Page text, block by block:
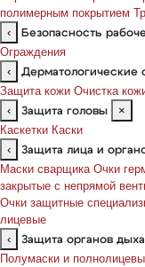
полимерным покрытием
‹
Безопасность
Ограждения
‹
Дерматологические
Защита кожи Очистка
‹
Защита головы
×
Каскетки Каски
‹
Защита лица и
Маски сварщика Очки
закрытые с непрямой
Очки защитные
лицевые
‹
Защита органов
Полумаски и